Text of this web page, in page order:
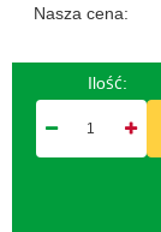
Nasza cena:
Ilość: